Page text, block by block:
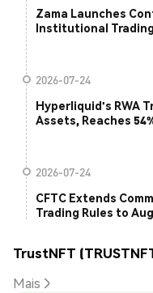
Zama Launches
Institutional Trading
2026-07-24
Hyperliquid's RWA
Assets, Reaches
2026-07-24
CFTC Extends
Trading Rules to
TrustNFT
Mais